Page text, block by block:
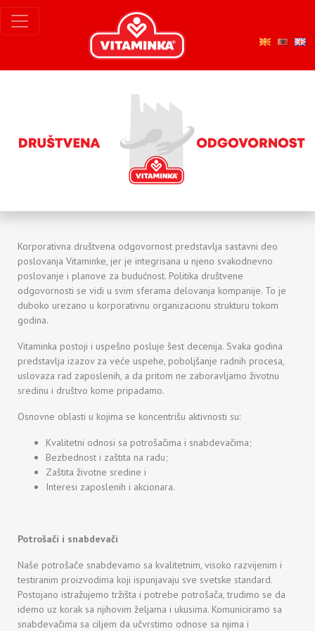
Korporativna društvena odgovornost predstavlja sastavni deo
poslovanja Vitaminke, jer je integrisana u njeno svakodnevno
poslovanje i planove za budućnost. Politika društvene
odgovornosti se vidi u svim sferama delovanja kompanije. To je
duboko urezano u korporativnu organizacionu strukturu tokom
godina.
Vitaminka postoji i uspešno posluje šest decenija. Svaka godina
predstavlja izazov za veće uspehe, poboljšanje radnih procesa,
uslovaza rad zaposlenih, a da pritom ne zaboravljamo životnu
sredinu i društvo kome pripadamo.
Osnovne oblasti u kojima se koncentrišu aktivnosti su:
Кvalitetni odnosi sa potrošačima i snabdevačima;
Bezbednost i zaštita na radu;
Zaštita životne sredine i
Interesi zaposlenih i akcionara.
Potrošači i snabdevači
Naše potrošače snabdevamo sa kvalitetnim, visoko razvijenim i
testiranim proizvodima koji ispunjavaju sve svetske standard.
Postojano istražujemo tržišta i potrebe potrošača, trudimo se da
idemo uz korak sa njihovim željama i ukusima. Komuniciramo sa
snabdevačima sa ciljem da učvrstimo odnose sa njima i